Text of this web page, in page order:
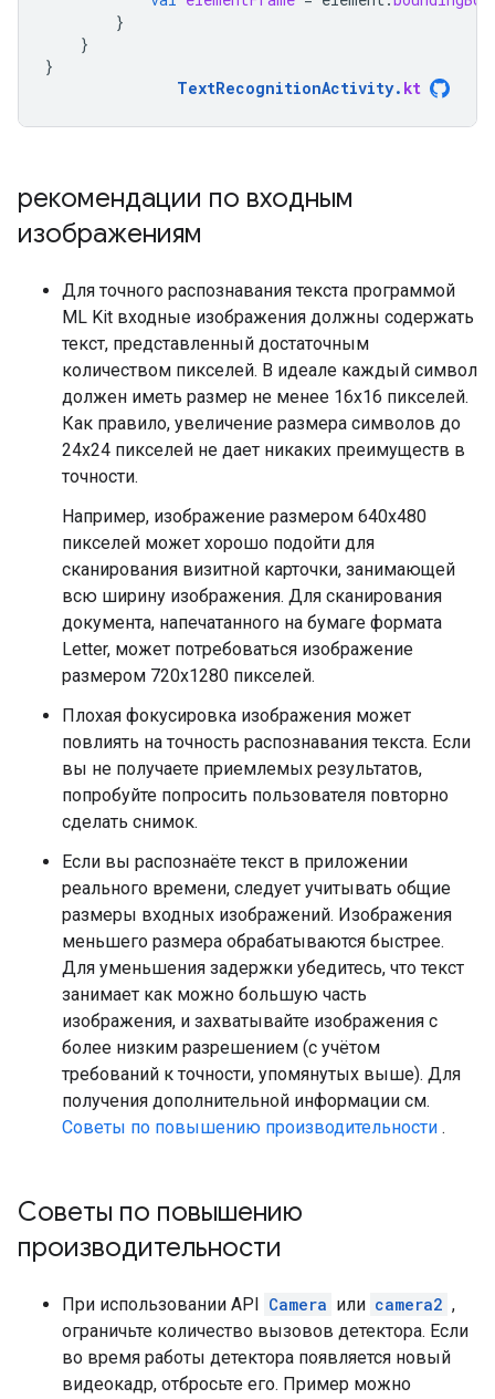
}
}
}
TextRecognitionActivity. kt
рекомендации по входным
изображениям
Для точного распознавания текста программой
ML Kit входные изображения должны содержать
текст, представленный достаточным
количеством пикселей. В идеале каждый символ
должен иметь размер не менее 16x16 пикселей.
Как правило, увеличение размера символов до
24x24 пикселей не дает никаких преимуществ в
точности.
Например, изображение размером 640x480
пикселей может хорошо подойти для
сканирования визитной карточки, занимающей
всю ширину изображения. Для сканирования
документа, напечатанного на бумаге формата
Letter, может потребоваться изображение
размером 720x1280 пикселей.
Плохая фокусировка изображения может
повлиять на точность распознавания текста. Если
вы не получаете приемлемых результатов,
попробуйте попросить пользователя повторно
сделать снимок.
Если вы распознаёте текст в приложении
реального времени, следует учитывать общие
размеры входных изображений. Изображения
меньшего размера обрабатываются быстрее.
Для уменьшения задержки убедитесь, что текст
занимает как можно большую часть
изображения, и захватывайте изображения с
более низким разрешением (с учётом
требований к точности, упомянутых выше). Для
получения дополнительной информации см.
Советы по повышению производительности .
Советы по повышению
производительности
При использовании API Camera или camera2 ,
ограничьте количество вызовов детектора. Если
во время работы детектора появляется новый
видеокадр, отбросьте его. Пример можно